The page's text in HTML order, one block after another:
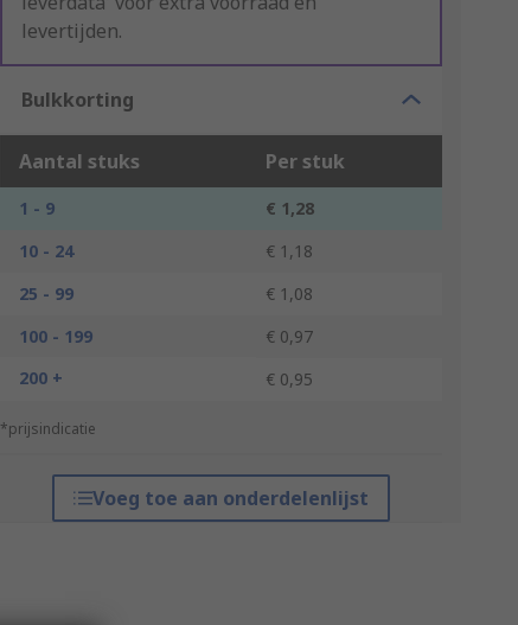
levertijden.
Bulkkorting
Aantal stuks Per stuk
1 - 9
€ 1,28
10 - 24
€ 1,18
25 - 99
€ 1,08
100 - 199
€ 0,97
200 +
€ 0,95
*prijsindicatie
Voeg toe aan onderdelenlijst